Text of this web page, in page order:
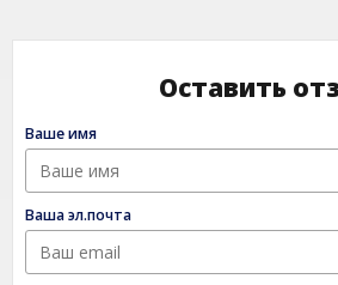
Оставить
Ваше имя
Ваша эл.почта